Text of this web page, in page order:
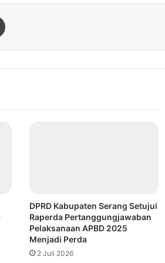
DPRD Kabupaten Serang Setujui
Raperda Pertanggungjawaban
Pelaksanaan APBD 2025
Menjadi Perda
2 Juli 2026